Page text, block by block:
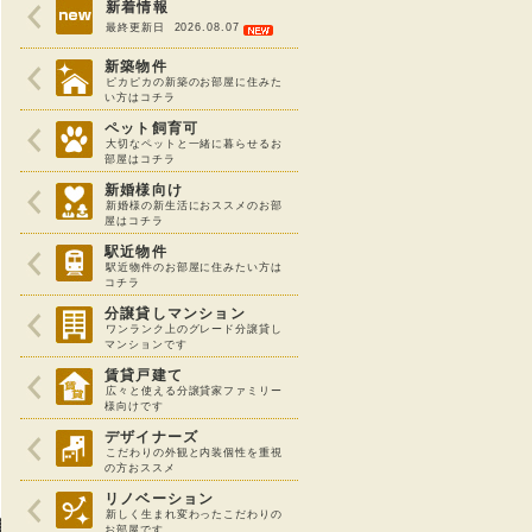
新着情報
最終更新日 2026.08.07
新築物件
ピカピカの新築のお部屋に住みた
い方はコチラ
ペット飼育可
大切なペットと一緒に暮らせるお
部屋はコチラ
新婚様向け
新婚様の新生活におススメのお部
屋はコチラ
駅近物件
駅近物件のお部屋に住みたい方は
コチラ
分譲貸しマンション
ワンランク上のグレード分譲貸し
マンションです
賃貸戸建て
広々と使える分譲貸家ファミリー
様向けです
デザイナーズ
こだわりの外観と内装個性を重視
の方おススメ
リノベーション
新しく生まれ変わったこだわりの
お部屋です